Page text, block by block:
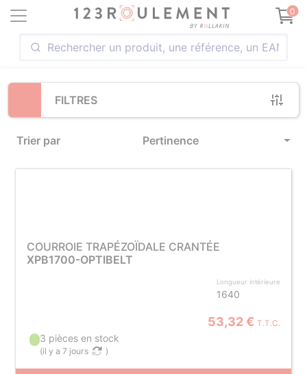
0
FILTRES
Trier par Pertinence
Loading...
COURROIE TRAPÉZOÏDALE CRANTÉE
XPB1700-OPTIBELT
Longueur intérieure
1640
53,32 € T.T.C.
3 pièces en stock
(il y a 7 jours )